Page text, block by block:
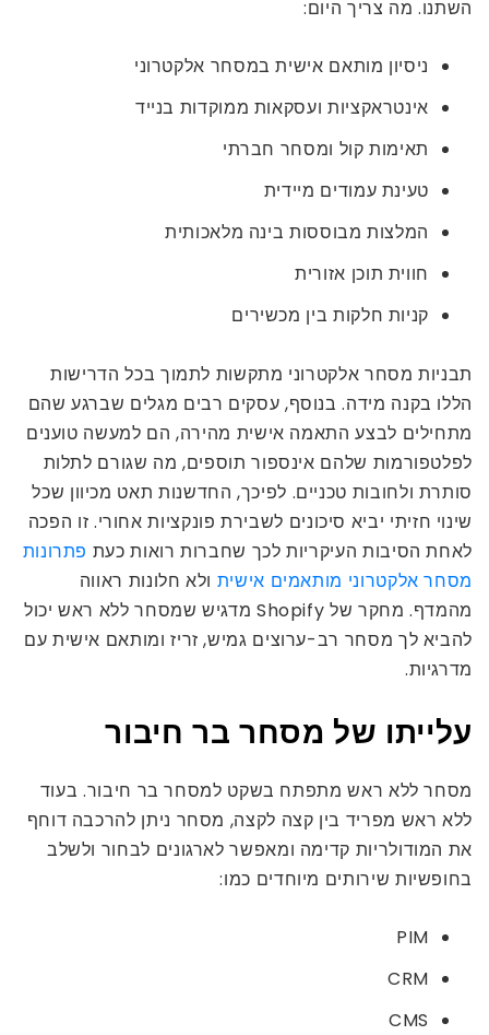
השתנו. מה צריך היום:
ניסיון מותאם אישית במסחר אלקטרוני
אינטראקציות ועסקאות ממוקדות בנייד
תאימות קול ומסחר חברתי
טעינת עמודים מיידית
המלצות מבוססות בינה מלאכותית
חווית תוכן אזורית
קניות חלקות בין מכשירים
תבניות מסחר אלקטרוני מתקשות לתמוך בכל הדרישות
הללו בקנה מידה. בנוסף, עסקים רבים מגלים שברגע שהם
מתחילים לבצע התאמה אישית מהירה, הם למעשה טוענים
לפלטפורמות שלהם אינספור תוספים, מה שגורם לתלות
סותרת ולחובות טכניים. לפיכך, החדשנות תאט מכיוון שכל
שינוי חזיתי יביא סיכונים לשבירת פונקציות אחורי. זו הפכה
לאחת הסיבות העיקריות לכך שחברות רואות כעת פתרונות
מסחר אלקטרוני מותאמים אישית ולא חלונות ראווה
מהמדף. מחקר של Shopify מדגיש שמסחר ללא ראש יכול
להביא לך מסחר רב-ערוצים גמיש, זריז ומותאם אישית עם
מדרגיות.
עלייתו של מסחר בר חיבור
מסחר ללא ראש מתפתח בשקט למסחר בר חיבור. בעוד
ללא ראש מפריד בין קצה לקצה, מסחר ניתן להרכבה דוחף
את המודולריות קדימה ומאפשר לארגונים לבחור ולשלב
בחופשיות שירותים מיוחדים כמו:
PIM
CRM
CMS